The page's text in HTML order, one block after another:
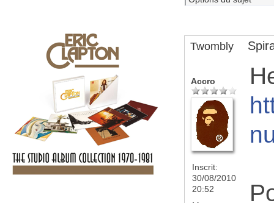
Twombly
Accro
Inscrit:
30/08/2010
20:52